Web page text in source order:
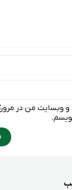
و وبسایت من در